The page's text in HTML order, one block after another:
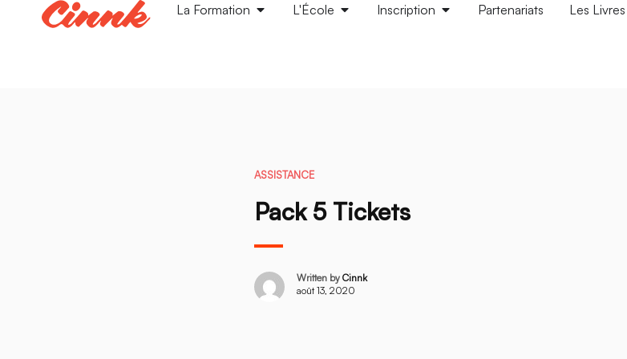
La Formation L'École Inscription Partenariats Les Livres
ASSISTANCE
Pack 5 Tickets
Written by Cinnk
août 13, 2020